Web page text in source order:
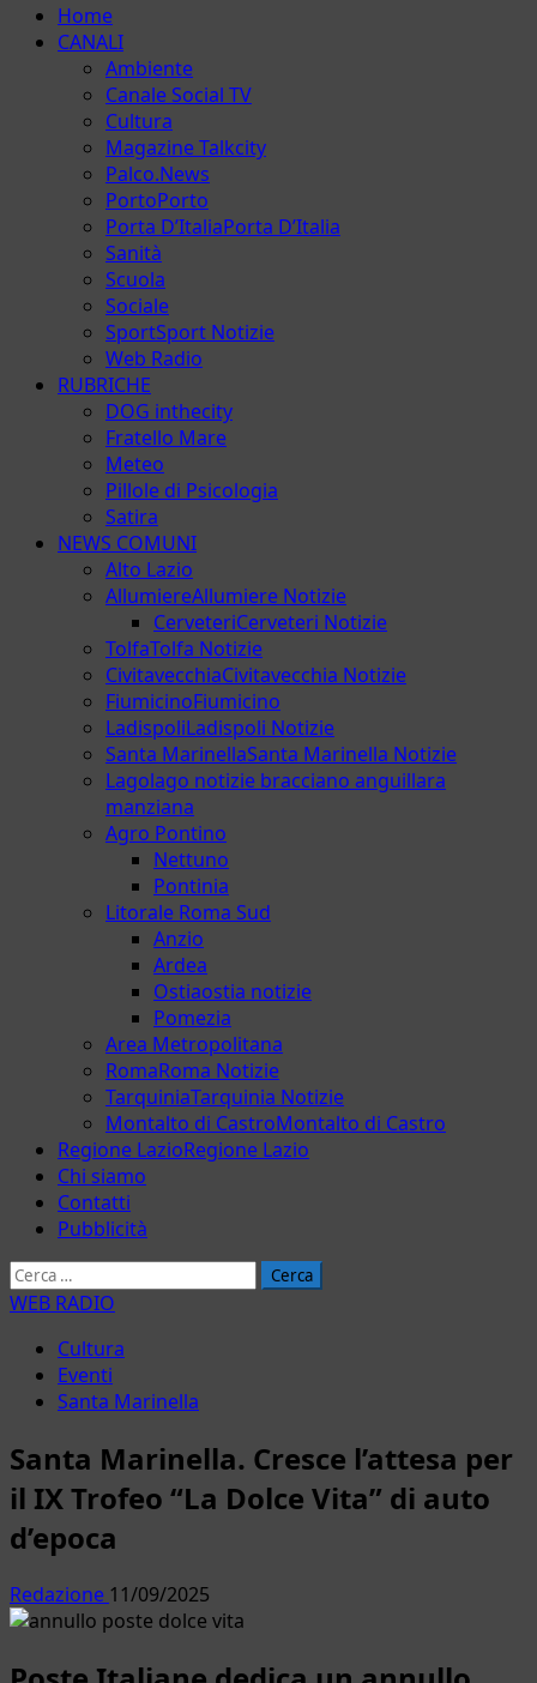
Menu
principale
Home
CANALI
Ambiente
Canale Social TV
Cultura
Magazine Talkcity
Palco.News
PortoPorto
Porta D’ItaliaPorta D’Italia
Sanità
Scuola
Sociale
SportSport Notizie
Web Radio
RUBRICHE
DOG inthecity
Fratello Mare
Meteo
Pillole di Psicologia
Satira
NEWS COMUNI
Alto Lazio
AllumiereAllumiere Notizie
CerveteriCerveteri Notizie
TolfaTolfa Notizie
CivitavecchiaCivitavecchia Notizie
FiumicinoFiumicino
LadispoliLadispoli Notizie
Santa MarinellaSanta Marinella Notizie
Lagolago notizie bracciano anguillara
manziana
Agro Pontino
Nettuno
Pontinia
Litorale Roma Sud
Anzio
Ardea
Ostiaostia notizie
Pomezia
Area Metropolitana
RomaRoma Notizie
TarquiniaTarquinia Notizie
Montalto di CastroMontalto di Castro
Regione LazioRegione Lazio
Chi siamo
Contatti
Pubblicità
Ricerca
per:
WEB RADIO
Cultura
Eventi
Santa Marinella
Santa Marinella. Cresce l’attesa per
il IX Trofeo “La Dolce Vita” di auto
d’epoca
Redazione 11/09/2025